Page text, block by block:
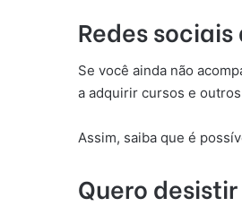
Redes
Se você ainda não
a adquirir cursos e
Assim, saiba que é
Quero